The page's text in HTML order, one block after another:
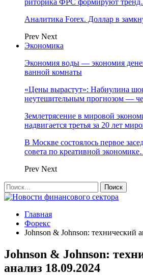
риторика ФРС формируют
Аналитика Forex. Доллар в
Prev Next
Экономика
Экономия воды — экономия
ванной комнаты
«Цены вырастут»: Набиулина
неутешительным прогнозом —
Землетрясение в мировой
надвигается третья за 20 лет
В Москве состоялось первое
совета по креативной
Prev Next
Главная
Форекс
Johnson & Johnson: технический
Johnson & Johnson:
анализ 18.09.2024